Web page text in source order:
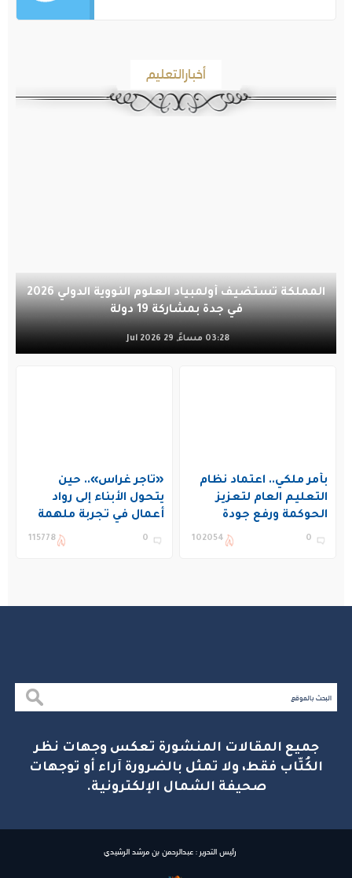
أخبارالتعليم
المملكة تستضيف أولمبياد العلوم النووية الدولي 2026
في جدة بمشاركة 19 دولة
03:28 مساءً, 29 Jul 2026
بأمر ملكي.. اعتماد نظام
التعليم العام لتعزيز
الحوكمة ورفع جودة
التعليم في المملكة
0
102054
«تاجر غراس».. حين
يتحول الأبناء إلى رواد
أعمال في تجربة ملهمة
بنادي غراس الصيفي
0
115778
جميع المقالات المنشورة تعكس وجهات نظر
الكُتّاب فقط، ولا تمثل بالضرورة آراء أو توجهات
صحيفة الشمال الإلكترونية.
رئيس التحرير : عبدالرحمن بن مرشد الرشيدي